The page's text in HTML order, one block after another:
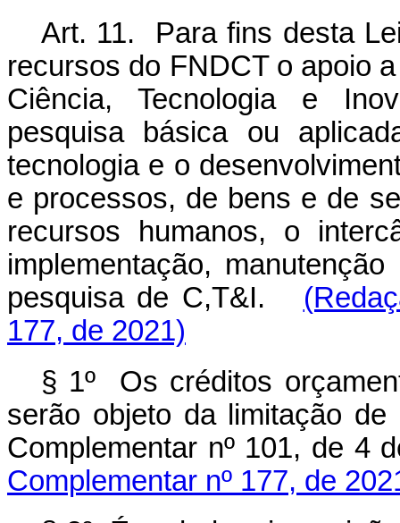
Art. 11. Para fins desta
recursos do FNDCT o apoio
Ciência, Tecnologia e
pesquisa básica ou
tecnologia e o
e processos, de bens e de
recursos humanos, o
implementação,
pesquisa de C,T&I.
177, de 2021)
§ 1º Os créditos
serão objeto da limitação
Complementar nº 101, de 4
Complementar nº 177, de